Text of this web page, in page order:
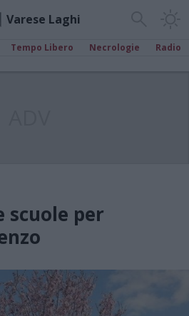
Varese Laghi
Tempo Libero Necrologie Radio
scuole per